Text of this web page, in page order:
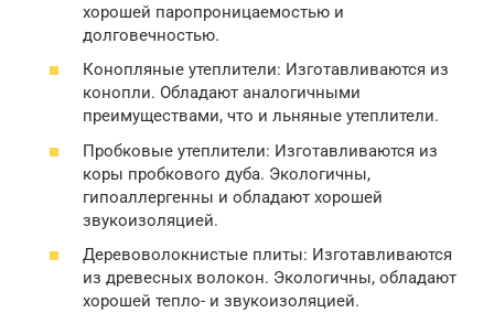
хорошей паропроницаемостью и
долговечностью.
Конопляные утеплители: Изготавливаются из
конопли. Обладают аналогичными
преимуществами, что и льняные утеплители.
Пробковые утеплители: Изготавливаются из
коры пробкового дуба. Экологичны,
гипоаллергенны и обладают хорошей
звукоизоляцией.
Деревоволокнистые плиты: Изготавливаются
из древесных волокон. Экологичны, обладают
хорошей тепло- и звукоизоляцией.